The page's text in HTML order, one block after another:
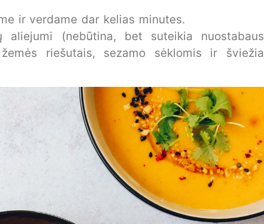
ir verdame dar kelias minutes.
aliejumi (nebūtina, bet suteikia nuostabaus
riešutais, sezamo sėklomis ir šviežia